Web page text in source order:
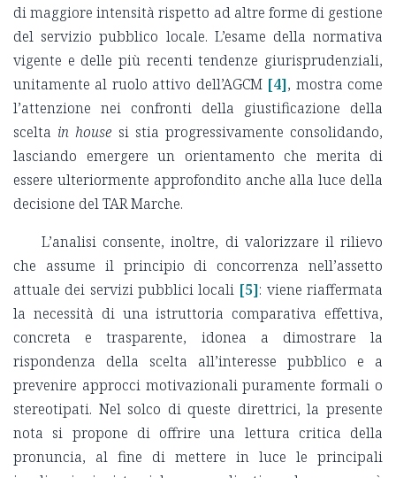
di maggiore intensità rispetto ad altre forme di gestione
del servizio pubblico locale. L’esame della normativa
vigente e delle più recenti tendenze giurisprudenziali,
unitamente al ruolo attivo dell’AGCM [4], mostra come
l’attenzione nei confronti della giustificazione della
scelta in house si stia progressivamente consolidando,
lasciando emergere un orientamento che merita di
essere ulteriormente approfondito anche alla luce della
decisione del TAR Marche.
L’analisi consente, inoltre, di valorizzare il rilievo
che assume il principio di concorrenza nell’assetto
attuale dei servizi pubblici locali [5]: viene riaffermata
la necessità di una istruttoria comparativa effettiva,
concreta e trasparente, idonea a dimostrare la
rispondenza della scelta all’interesse pubblico e a
prevenire approcci motivazionali puramente formali o
stereotipati. Nel solco di queste direttrici, la presente
nota si propone di offrire una lettura critica della
pronuncia, al fine di mettere in luce le principali